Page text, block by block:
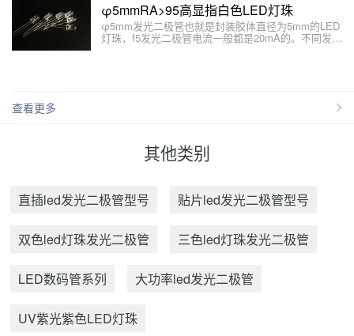
φ5mmRA>95高显指白色LED灯珠
φ5mm发光二极管也就是封装胶体直径为5mm的LED
灯珠，f5发光二极管电流一般都是20mA的。不同发光
查看更多
其他类别
直插led发光二极管型号 贴片led发光二极管型号
双色led灯珠发光二极管 三色led灯珠发光二极管
LED数码管系列 大功率led发光二极管
UV紫光紫色LED灯珠